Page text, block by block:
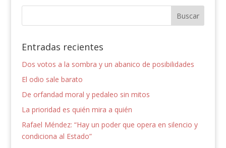
Entradas recientes
Dos votos a la sombra y un abanico de posibilidades
El odio sale barato
De orfandad moral y pedaleo sin mitos
La prioridad es quién mira a quién
Rafael Méndez: “Hay un poder que opera en silencio y
condiciona al Estado”